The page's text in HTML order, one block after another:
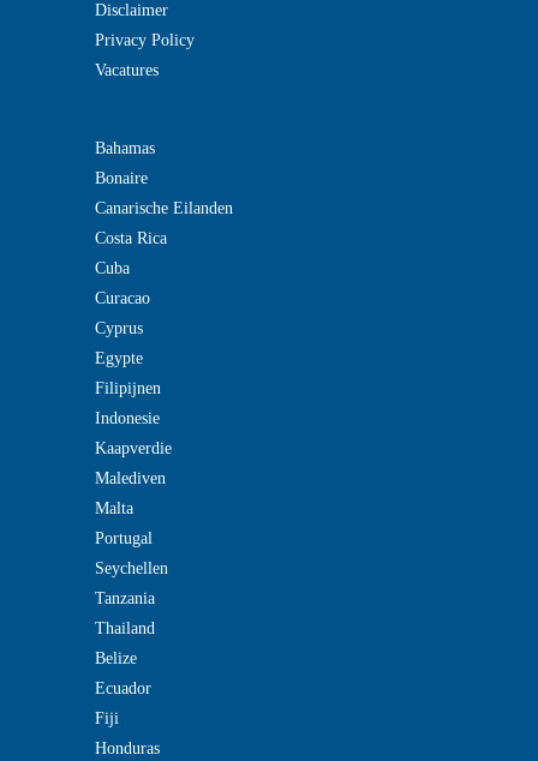
Disclaimer
Privacy Policy
Vacatures
Bahamas
Bonaire
Canarische Eilanden
Costa Rica
Cuba
Curacao
Cyprus
Egypte
Filipijnen
Indonesie
Kaapverdie
Malediven
Malta
Portugal
Seychellen
Tanzania
Thailand
Belize
Ecuador
Fiji
Honduras